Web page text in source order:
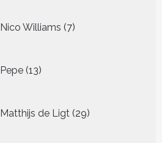
Nico Williams 7
producten
Pepe 13
producten
Matthijs de Ligt 29
producten